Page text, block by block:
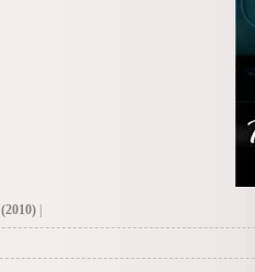
|Просмотров: 105 | Добавил: TiRaN